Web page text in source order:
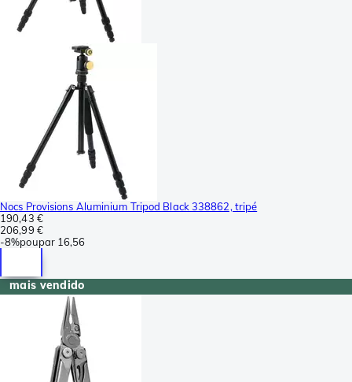
Nocs Provisions Aluminium Tripod Black 338862, tripé
190,43 €
206,99 €
-8%poupar 16,56
mais vendido